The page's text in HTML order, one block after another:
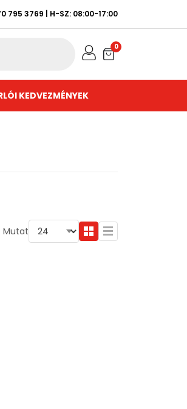
795 3769 | H-SZ: 08:00-17:00
0
KEDVEZMÉNYEK
Mutat